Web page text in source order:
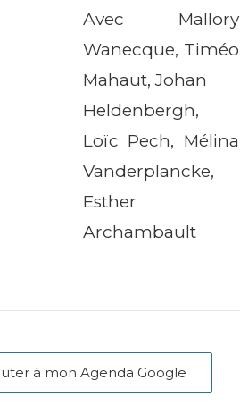
Avec Mallory
Wanecque, Timéo
Mahaut, Johan
Heldenbergh,
Loïc Pech, Mélina
Vanderplancke,
Esther
Archambault
à mon Agenda Google